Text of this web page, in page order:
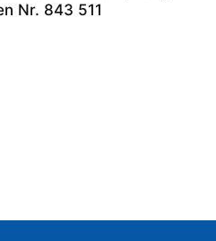
Nr. 843 511